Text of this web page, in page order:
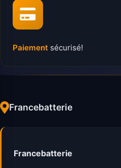
Paiement sécurisé!
Francebatterie
Francebatterie